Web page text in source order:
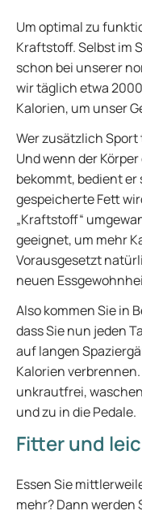
Um optimal zu
Kraftstoff. Selbst im
schon bei unserer
wir täglich etwa
Kalorien, um unser
Wer zusätzlich
Und wenn der
bekommt, bedient er
gespeicherte Fett
„Kraftstoff“
geeignet, um mehr
Vorausgesetzt
neuen
Also kommen Sie in
dass Sie nun jeden
auf langen
Kalorien
unkrautfrei,
und zu in die Pedale.
Fitter und
Essen Sie
mehr? Dann werden